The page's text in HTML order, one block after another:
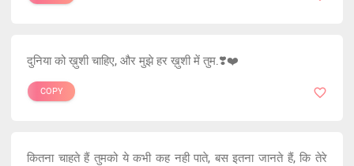
दुनिया को ख़ुशी चाहिए, और मुझे हर ख़ुशी में तुम.❣️❤️
COPY
कितना चाहते हैं तुमको ये कभी कह नही पाते, बस इतना जानते हैं, कि तेरे